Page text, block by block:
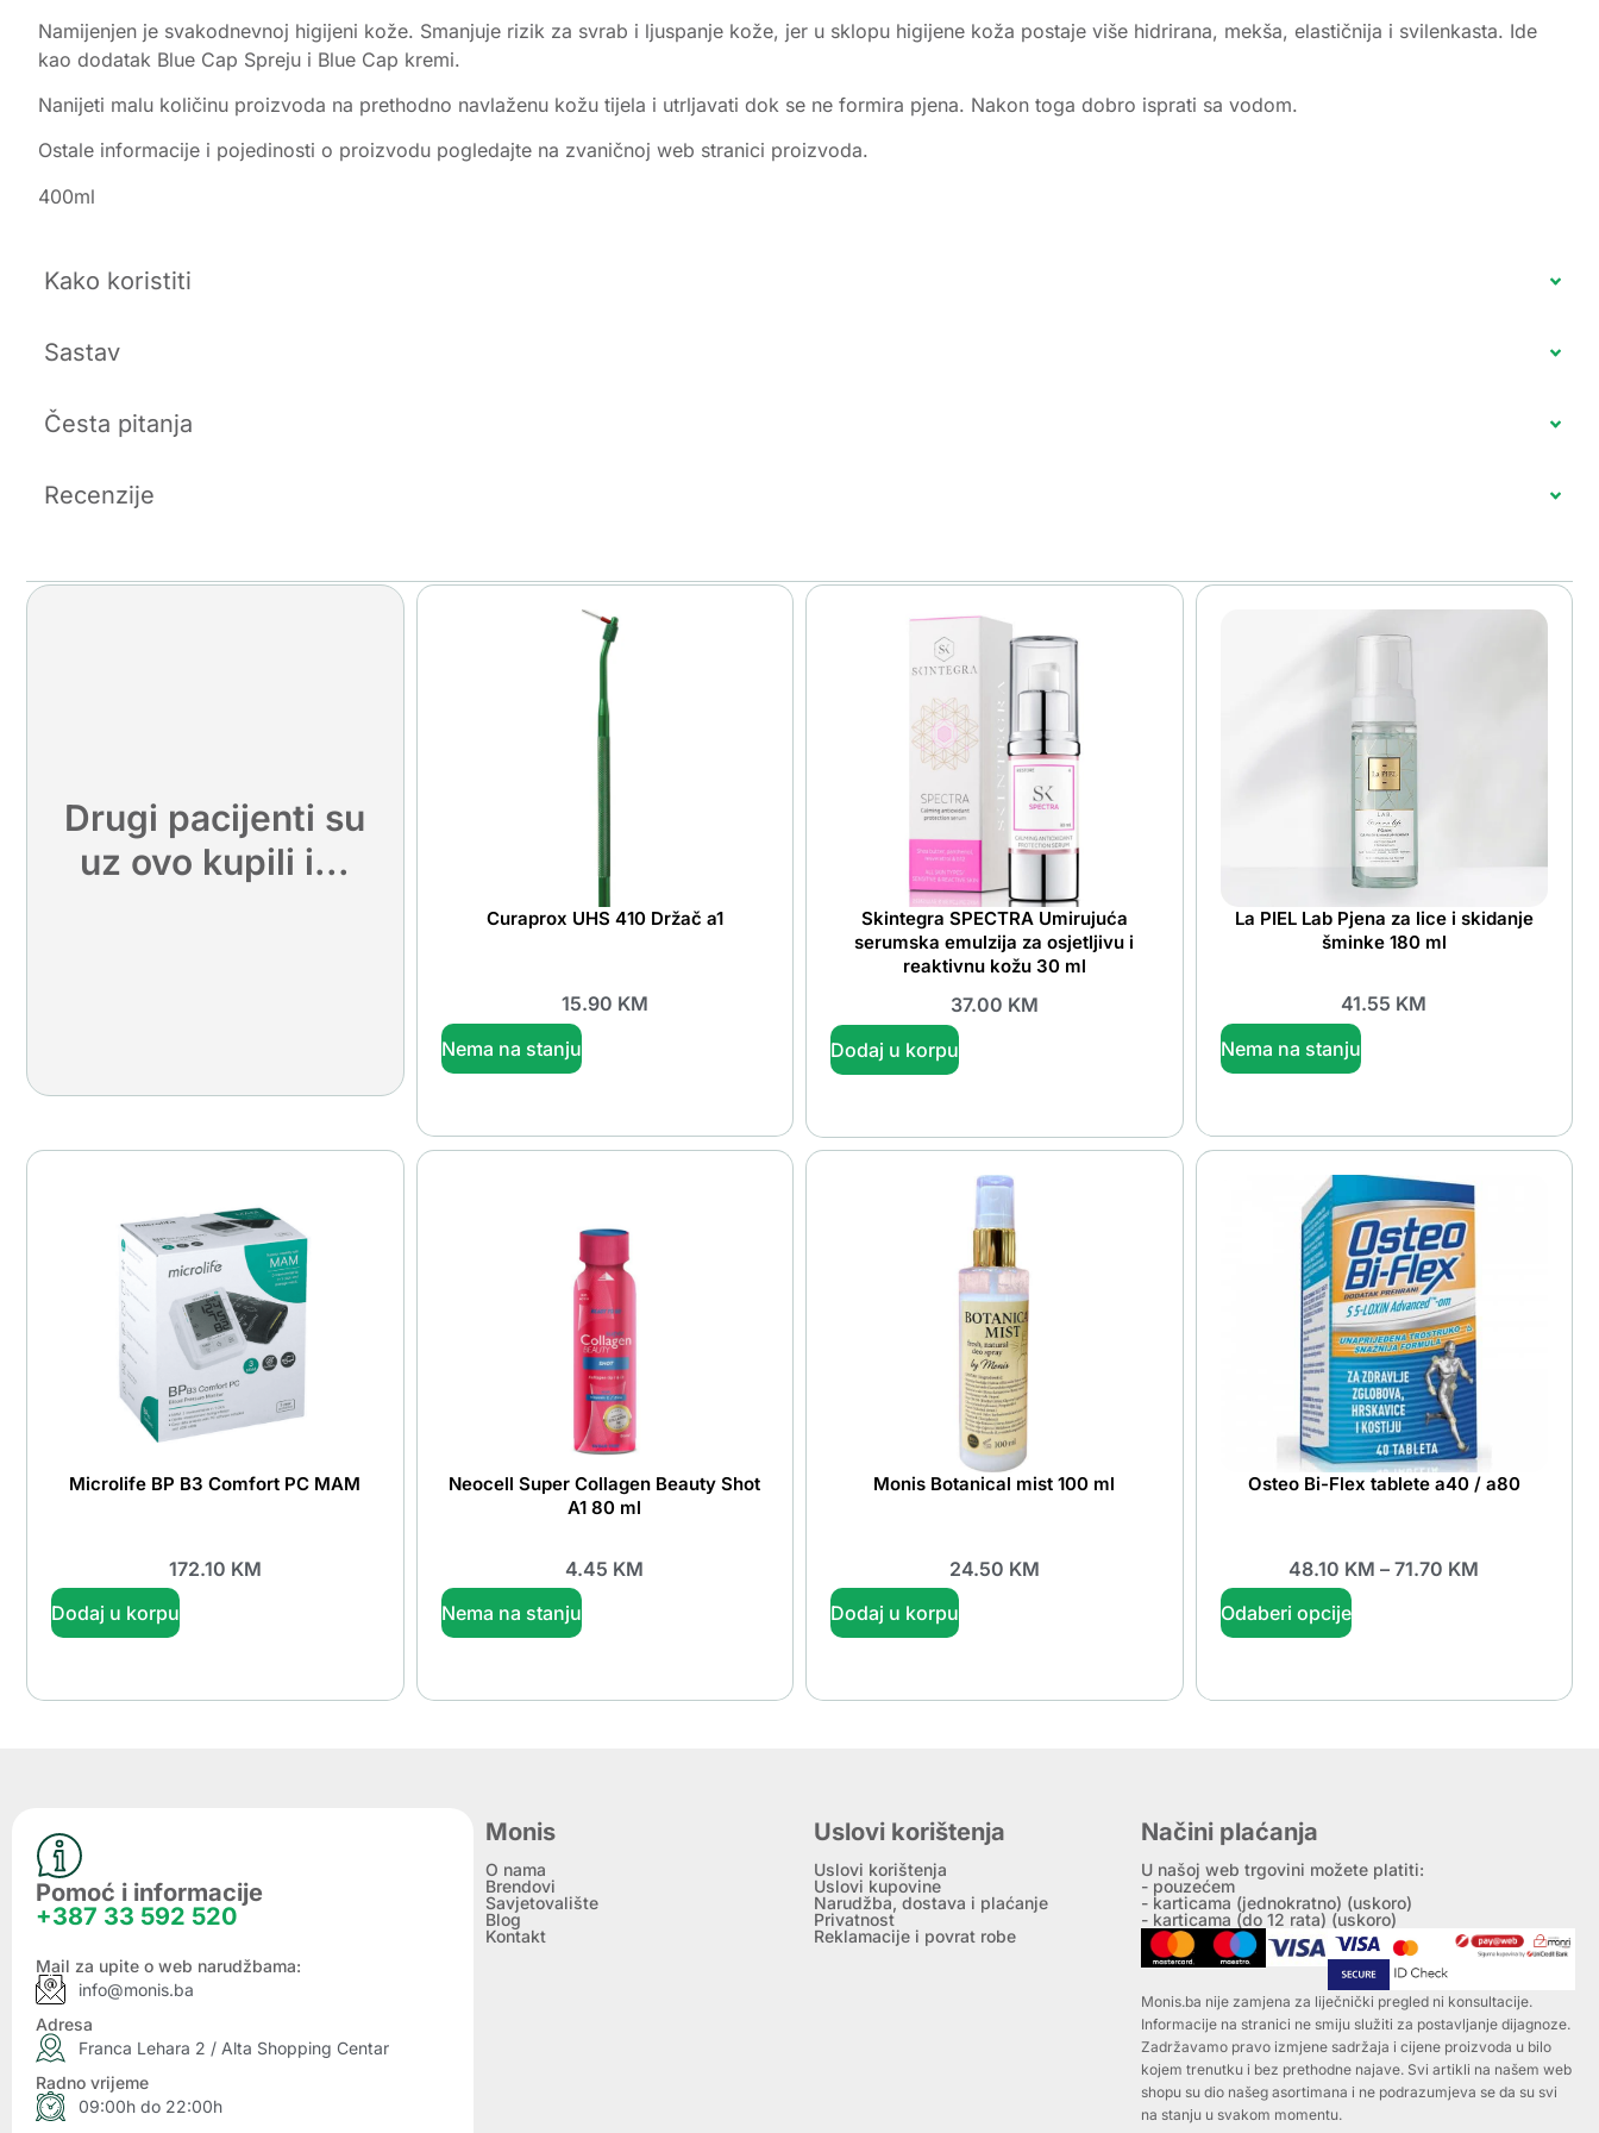
Namijenjen je svakodnevnoj higijeni kože. Smanjuje rizik za svrab i ljuspanje kože, jer u sklopu higijene koža postaje više hidrirana, mekša, elastičnija i svilenkasta. Ide
kao dodatak Blue Cap Spreju i Blue Cap kremi.
Nanijeti malu količinu proizvoda na prethodno navlaženu kožu tijela i utrljavati dok se ne formira pjena. Nakon toga dobro isprati sa vodom.
Ostale informacije i pojedinosti o proizvodu pogledajte na zvaničnoj web stranici proizvoda.
400ml
Kako koristiti
Sastav
Česta pitanja
Recenzije
Drugi pacijenti su
uz ovo kupili i...
Curaprox UHS 410 Držač a1
15.90 KM
Nema na stanju
Skintegra SPECTRA Umirujuća
serumska emulzija za osjetljivu i
reaktivnu kožu 30 ml
37.00 KM
Dodaj u korpu
La PIEL Lab Pjena za lice i skidanje
šminke 180 ml
41.55 KM
Nema na stanju
Microlife BP B3 Comfort PC MAM
172.10 KM
Dodaj u korpu
Neocell Super Collagen Beauty Shot
A1 80 ml
4.45 KM
Nema na stanju
Monis Botanical mist 100 ml
24.50 KM
Dodaj u korpu
Osteo Bi-Flex tablete a40 / a80
48.10 KM – 71.70 KM
Odaberi opcije
Pomoć i informacije
+387 33 592 520
Mail za upite o web narudžbama:
info@monis.ba
Adresa
Franca Lehara 2 / Alta Shopping Centar
Radno vrijeme
09:00h do 22:00h
Monis
O nama
Brendovi
Savjetovalište
Blog
Kontakt
Uslovi korištenja
Uslovi korištenja
Uslovi kupovine
Narudžba, dostava i plaćanje
Privatnost
Reklamacije i povrat robe
Načini plaćanja
U našoj web trgovini možete platiti:
- pouzećem
- karticama (jednokratno) (uskoro)
- karticama (do 12 rata) (uskoro)
Monis.ba nije zamjena za liječnički pregled ni konsultacije.
Informacije na stranici ne smiju služiti za postavljanje dijagnoze.
Zadržavamo pravo izmjene sadržaja i cijene proizvoda u bilo
kojem trenutku i bez prethodne najave. Svi artikli na našem web
shopu su dio našeg asortimana i ne podrazumjeva se da su svi
na stanju u svakom momentu.